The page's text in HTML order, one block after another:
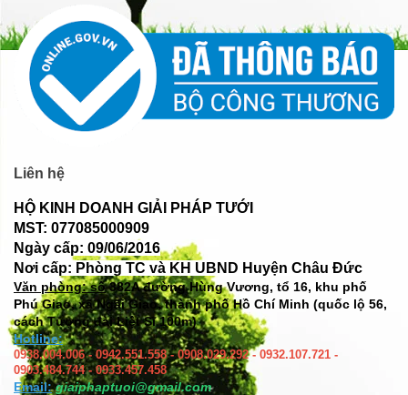
Liên hệ
HỘ KINH DOANH GIẢI PHÁP TƯỚI
MST: 077085000909
Ngày cấp: 09/06/2016
Nơi cấp: Phòng TC và KH UBND Huyện Châu Đức
Văn phòng: số382A đường Hùng Vương, tổ 16, khu phố
Phú Giao, xã Ngãi Giao, thành phố Hồ Chí Minh (quốc lộ 56,
cách Tượng đài Liệt Sĩ 100m)
Hotline:
0938.004.006 - 0942.551.558 - 0908.029.292 - 0932.107.721 -
0903.484.744 - 0933.457.458
Email: giaiphaptuoi@gmail.com